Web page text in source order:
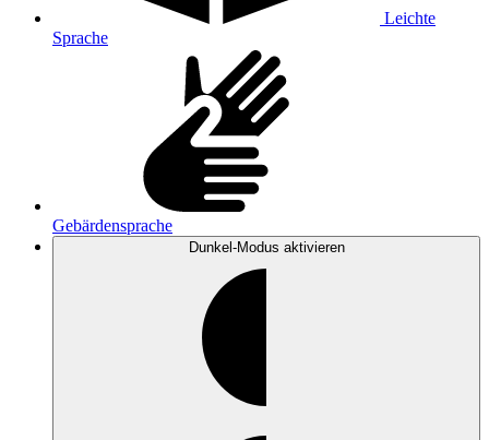
Leichte
Sprache
Gebärdensprache
Dunkel-Modus aktivieren